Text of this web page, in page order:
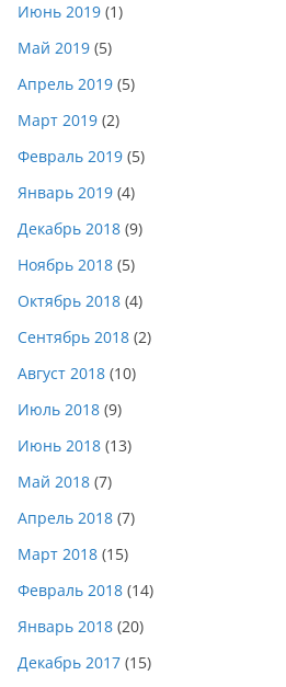
Июнь 2019 (1)
Май 2019 (5)
Апрель 2019 (5)
Март 2019 (2)
Февраль 2019 (5)
Январь 2019 (4)
Декабрь 2018 (9)
Ноябрь 2018 (5)
Октябрь 2018 (4)
Сентябрь 2018 (2)
Август 2018 (10)
Июль 2018 (9)
Июнь 2018 (13)
Май 2018 (7)
Апрель 2018 (7)
Март 2018 (15)
Февраль 2018 (14)
Январь 2018 (20)
Декабрь 2017 (15)